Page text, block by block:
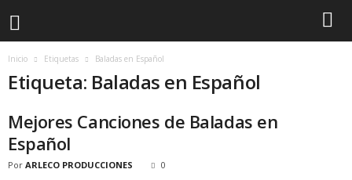
Inicio Etiquetas Baladas en Español
Etiqueta: Baladas en Español
Mejores Canciones de Baladas en
Español
Por ARLECO PRODUCCIONES 0